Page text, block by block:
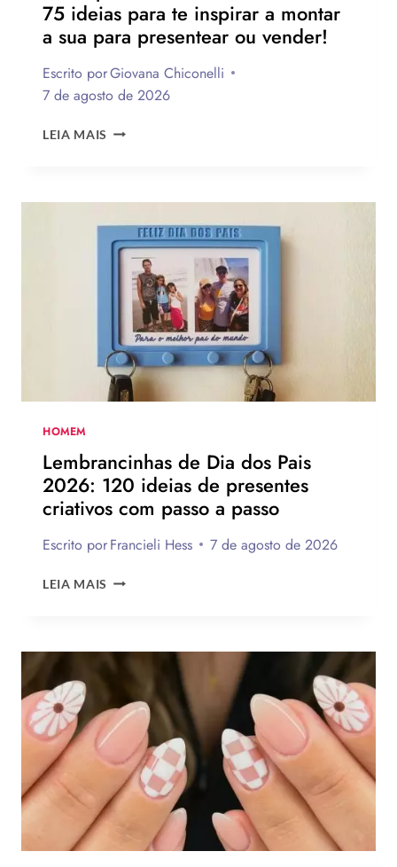
75 ideias para te inspirar a montar
a sua para presentear ou vender!
Escrito porGiovana Chiconelli
7 de agosto de 2026
LEIA MAIS CESTA
DOS
PAIS:
MAIS
IDEIAS
INSPIRAR
A
MONTAR
PRESENTEAR
OU
HOMEM
Lembrancinhas de Dia dos Pais
2026: 120 ideias de presentes
criativos com passo a passo
Escrito porFrancieli Hess 7 de agosto de 2026
LEIA MAIS LEMBRANCINHAS
PAIS
2026:
IDEIAS
DE
PRESENTES
CRIATIVOS
COM
PASSO
A